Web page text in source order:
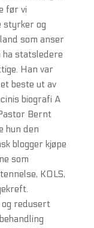
før vi
styrker og
som anser
ha statsledere
Han var
beste ut av
biografi A
Bernt
hun den
blogger kjøpe
som
KOLS,
redusert